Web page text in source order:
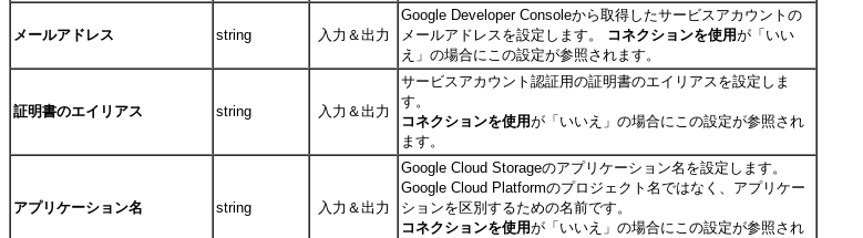
メールアドレス string 入力＆出力
Google Developer Consoleから取得したサービスアカウントの
メールアドレスを設定します。
コネクションを使用が「 いい
え 」の場合にこの設定が参照されます。
証明書のエイリアス string 入力＆出力
サービスアカウント認証用の証明書のエイリアスを設定しま
す。
コネクションを使用が「 いいえ 」の場合にこの設定が参照され
ます。
アプリケーション名 string 入力＆出力
Google Cloud Storageのアプリケーション名を設定します。
Google Cloud Platformのプロジェクト名ではなく、アプリケー
ションを区別するための名前です。
コネクションを使用が「 いいえ 」の場合にこの設定が参照され